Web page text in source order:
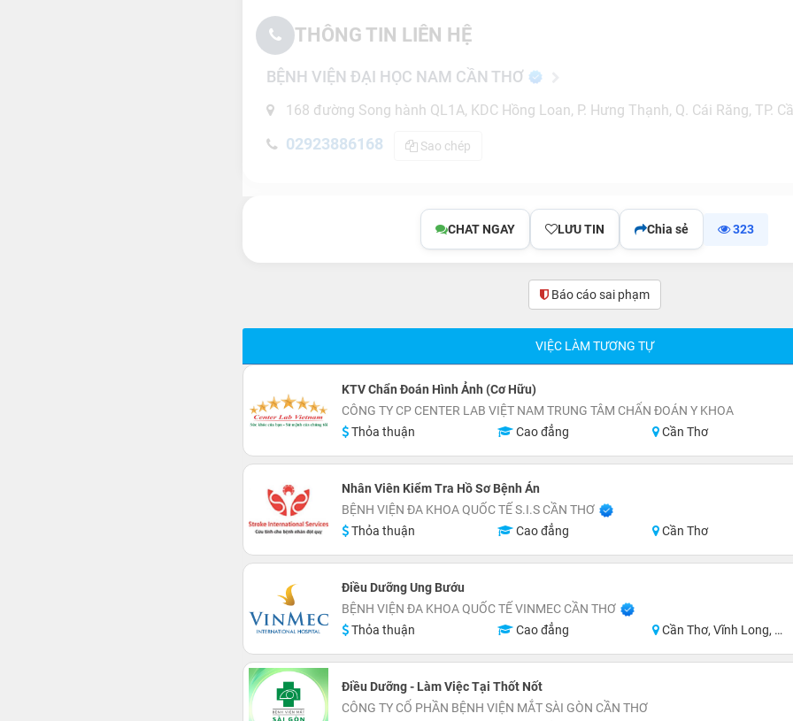
THÔNG TIN LIÊN HỆ
BỆNH VIỆN ĐẠI HỌC NAM CẦN THƠ
168 đường Song hành QL1A, KDC Hồng Loan, P. Hưng Thạnh, Q. Cái Răng, TP.
02923886168 Sao chép
CHAT NGAY LƯU TIN Chia sẻ 323
Báo cáo sai phạm
VIỆC LÀM TƯƠNG TỰ
KTV Chẩn Đoán Hình Ảnh (Cơ Hữu)
CÔNG TY CP CENTER LAB VIỆT NAM TRUNG TÂM CHẨN ĐOÁN Y KHOA
Thỏa thuận
Cao đẳng Cần Thơ
Nhân Viên Kiểm Tra Hồ Sơ Bệnh Án
BỆNH VIỆN ĐA KHOA QUỐC TẾ S.I.S CẦN THƠ
Thỏa thuận
Cao đẳng Cần Thơ
Điều Dưỡng Ung Bướu
BỆNH VIỆN ĐA KHOA QUỐC TẾ VINMEC CẦN THƠ
Thỏa thuận
Cao đẳng Cần Thơ, Vĩnh Long, An Giang, Hậu Giang
Điều Dưỡng - Làm Việc Tại Thốt Nốt
CÔNG TY CỔ PHẦN BỆNH VIỆN MẮT SÀI GÒN CẦN THƠ